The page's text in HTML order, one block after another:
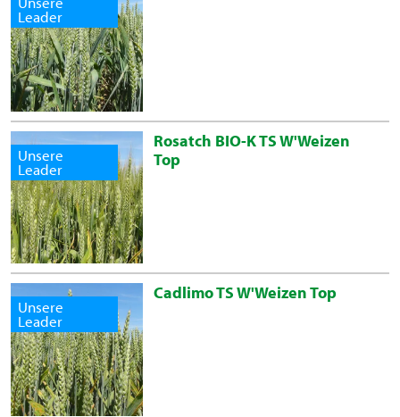
Leader
Unsere
Leader
Rosatch BIO-K TS W'Weizen
Top
Unsere
Leader
Cadlimo TS W'Weizen Top